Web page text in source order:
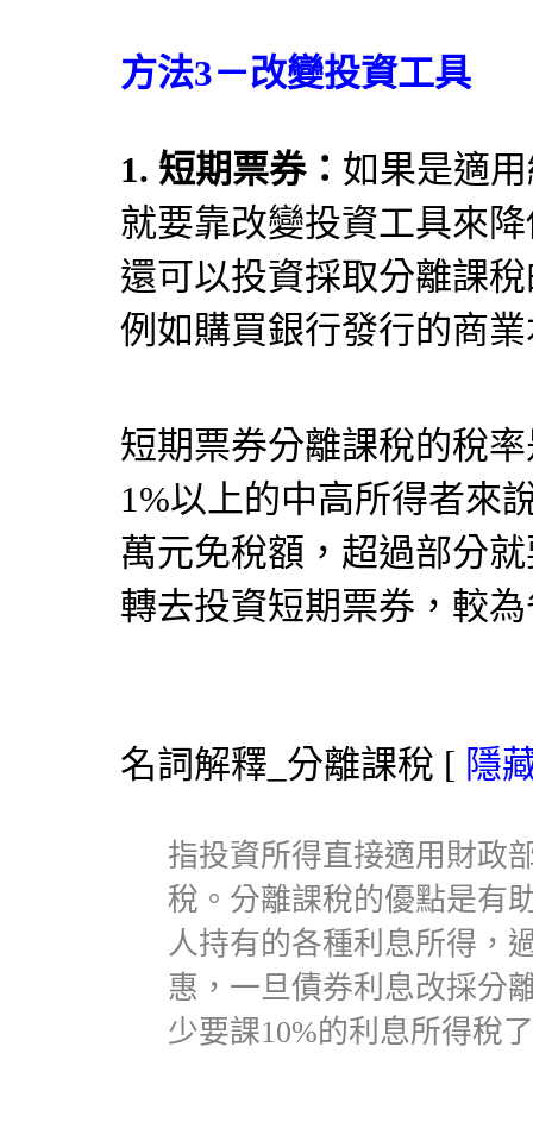
方法3－改變投資工具
1. 短期票券： 如果是適
就要靠改變投資工具來
還可以投資採取分離課
例如購買銀行發行的商
短期票券分離課稅的稅
1%以上的中高所得者來
萬元免稅額，超過部分
轉去投資短期票券，較
名詞解釋_分離課稅 [ 隱
指投資所得直接適用財政
稅。分離課稅的優點是有
人持有的各種利息所得，
惠，一旦債券利息改採分
少要課10%的利息所得稅